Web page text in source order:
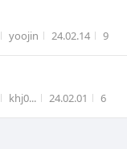
작성자
yoojin 작성시간
24.02.14 조회수
9
작성자
khj0... 작성시간
24.02.01 조회수
6